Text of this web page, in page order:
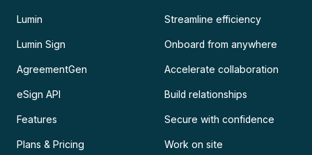
Lumin
Lumin Sign
AgreementGen
eSign API
Features
Plans & Pricing
Streamline efficiency
Onboard from anywhere
Accelerate collaboration
Build relationships
Secure with confidence
Work on site